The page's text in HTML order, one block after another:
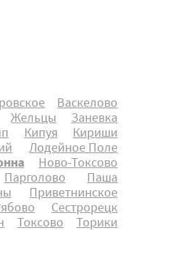
Васкелово
Жельцы
Заневка
Кипуя
Кириши
Лодейное Поле
Ново-Токсово
Парголово
Паша
Приветнинское
Сестрорецк
Токсово Торики